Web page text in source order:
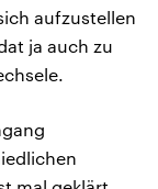
aufzustellen
ja auch zu